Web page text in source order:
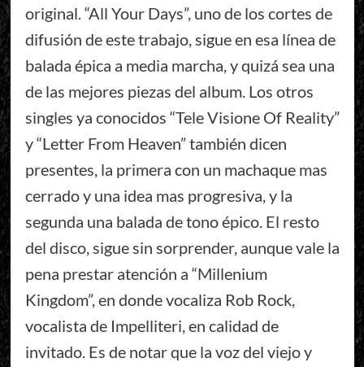
original. “All Your Days”, uno de los cortes de
difusión de este trabajo, sigue en esa línea de
balada épica a media marcha, y quizá sea una
de las mejores piezas del album. Los otros
singles ya conocidos “Tele Visione Of Reality”
y “Letter From Heaven” también dicen
presentes, la primera con un machaque mas
cerrado y una idea mas progresiva, y la
segunda una balada de tono épico. El resto
del disco, sigue sin sorprender, aunque vale la
pena prestar atención a “Millenium
Kingdom”, en donde vocaliza Rob Rock,
vocalista de Impelliteri, en calidad de
invitado. Es de notar que la voz del viejo y